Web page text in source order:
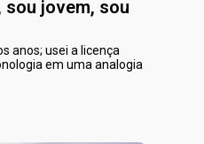
sou jovem, sou
anos; usei a licença
em uma analogia